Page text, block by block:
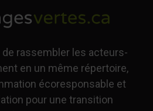
rassembler les acteurs-
en un même répertoire,
écoresponsable et
pour une transition